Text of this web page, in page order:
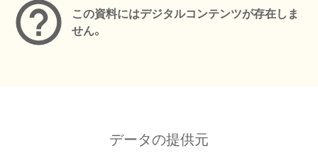
この資料にはデジタルコンテンツが存在しま
せん。
データの提供元